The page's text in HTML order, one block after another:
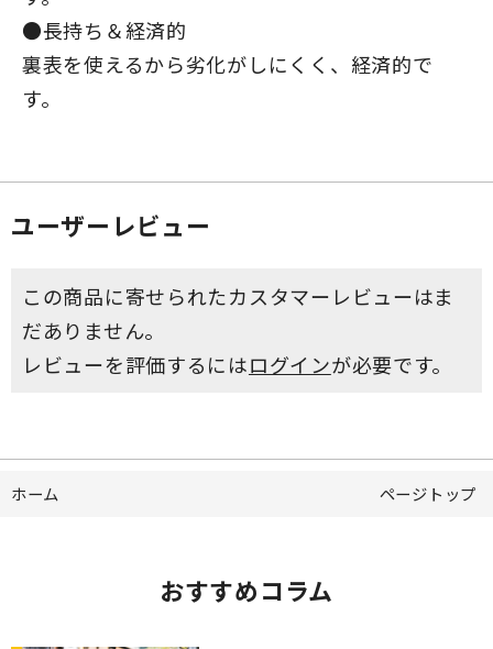
●長持ち＆経済的
裏表を使えるから劣化がしにくく、経済的で
す。
ユーザーレビュー
この商品に寄せられたカスタマーレビューはま
だありません。
レビューを評価するにはログインが必要です。
ホーム ページトップ
おすすめコラム